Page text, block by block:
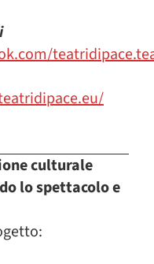
culturale
lo spettacolo e